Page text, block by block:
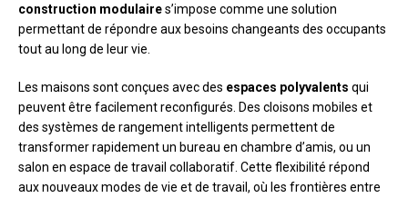
construction modulaires’impose comme une solution
permettant de répondre aux besoins changeants des occupants
tout au long de leur vie.
Les maisons sont conçues avec des espaces polyvalents qui
peuvent être facilement reconfigurés. Des cloisons mobiles et
des systèmes de rangement intelligents permettent de
transformer rapidement un bureau en chambre d’amis, ou un
salon en espace de travail collaboratif. Cette flexibilité répond
aux nouveaux modes de vie et de travail, où les frontières entre